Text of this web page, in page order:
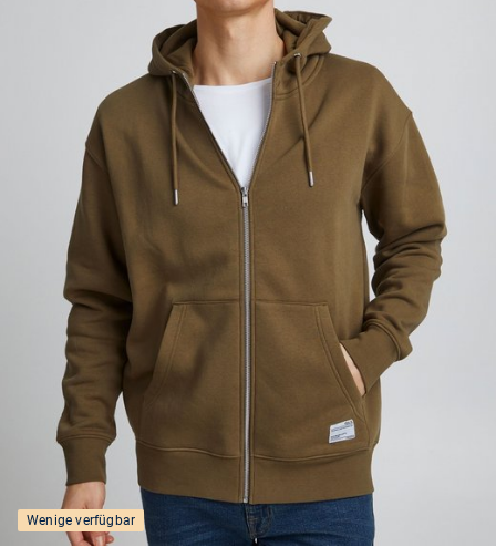
Wenige verfügbar